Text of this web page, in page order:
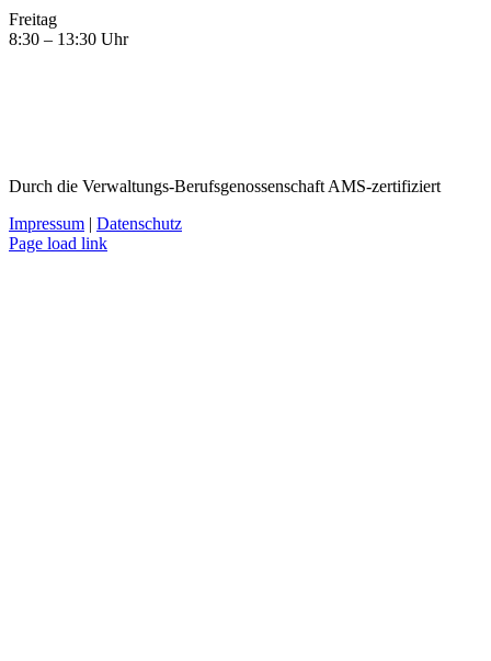
Freitag
8:30 – 13:30 Uhr
Durch die Verwaltungs-Berufsgenossenschaft AMS-zertifiziert
Impressum | Datenschutz
Xing
LinkedIn
Page load link